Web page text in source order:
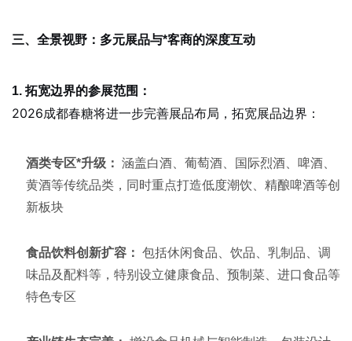
三、全景视野：多元展品与*客商的深度互动
1. 拓宽边界的参展范围：
2026成都春糖将进一步完善展品布局，拓宽展品边界：
酒类专区*升级： 涵盖白酒、葡萄酒、国际烈酒、啤酒、
黄酒等传统品类，同时重点打造低度潮饮、精酿啤酒等创
新板块
食品饮料创新扩容： 包括休闲食品、饮品、乳制品、调
味品及配料等，特别设立健康食品、预制菜、进口食品等
特色专区